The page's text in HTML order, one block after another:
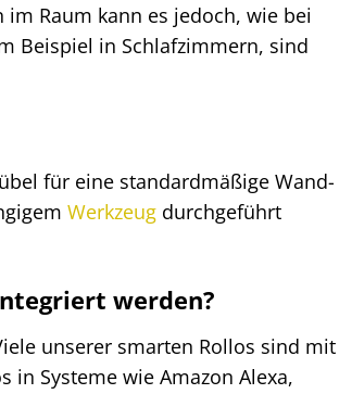
Raum kann es jedoch, wie bei
Beispiel in Schlafzimmern, sind
für eine standardmäßige Wand-
Werkzeug durchgeführt
werden?
unserer smarten Rollos sind mit
in Systeme wie Amazon Alexa,